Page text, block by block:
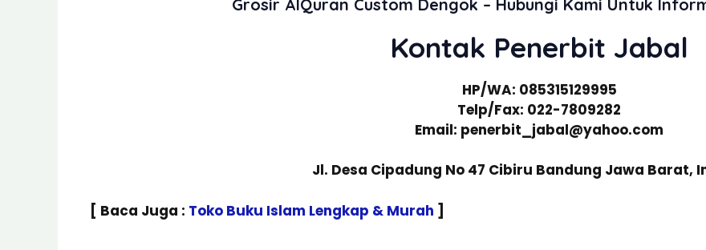
Grosir AlQuran Custom Dengok – Hubungi Kami Untuk
Kontak Penerbit Jabal
HP/WA: 085315129995
Telp/Fax: 022-7809282
Email: penerbit_jabal@yahoo.com
Jl. Desa Cipadung No 47 Cibiru Bandung Jawa Barat,
[ Baca Juga : Toko Buku Islam Lengkap & Murah ]